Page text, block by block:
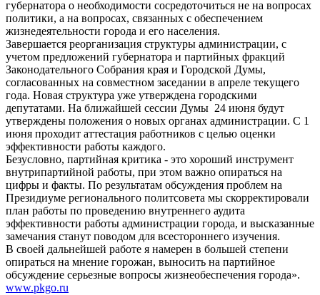
губернатора о необходимости сосредоточиться не на вопросах
политики, а на вопросах, связанных с обеспечением
жизнедеятельности города и его населения.
Завершается реорганизация структуры администрации, с
учетом предложений губернатора и партийных фракций
Законодательного Собрания края и Городской Думы,
согласованных на совместном заседании в апреле текущего
года. Новая структура уже утверждена городскими
депутатами. На ближайшей сессии Думы 24 июня будут
утверждены положения о новых органах администрации. С 1
июня проходит аттестация работников с целью оценки
эффективности работы каждого.
Безусловно, партийная критика - это хороший инструмент
внутрипартийной работы, при этом важно опираться на
цифры и факты. По результатам обсуждения проблем на
Президиуме регионального политсовета мы скорректировали
план работы по проведению внутреннего аудита
эффективности работы администрации города, и высказанные
замечания станут поводом для всестороннего изучения.
В своей дальнейшей работе я намерен в большей степени
опираться на мнение горожан, выносить на партийное
обсуждение серьезные вопросы жизнеобеспечения города».
www.pkgo.ru